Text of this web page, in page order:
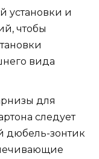
установки и
чтобы
вида
для
следует
дюбель-зонтик